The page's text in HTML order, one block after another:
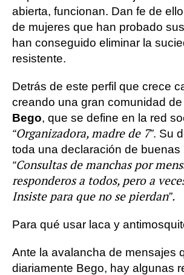
abierta, funcionan. Dan fe de
de mujeres que han probado
han conseguido eliminar la
resistente.
Detrás de este perfil que crece
creando una gran comunidad
Bego, que se define en la red
“Organizadora, madre de 7”. Su
toda una declaración de buenas
“Consultas de manchas por
responderos a todos, pero a
Insiste para que no se pierdan”.
Para qué usar laca y
Ante la avalancha de mensajes
diariamente Bego, hay algunas